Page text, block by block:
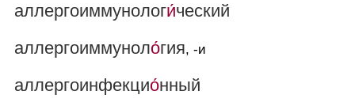
аллергоиммунологи́ческий
аллергоиммуноло́гия, -и
аллергоинфекцио́нный